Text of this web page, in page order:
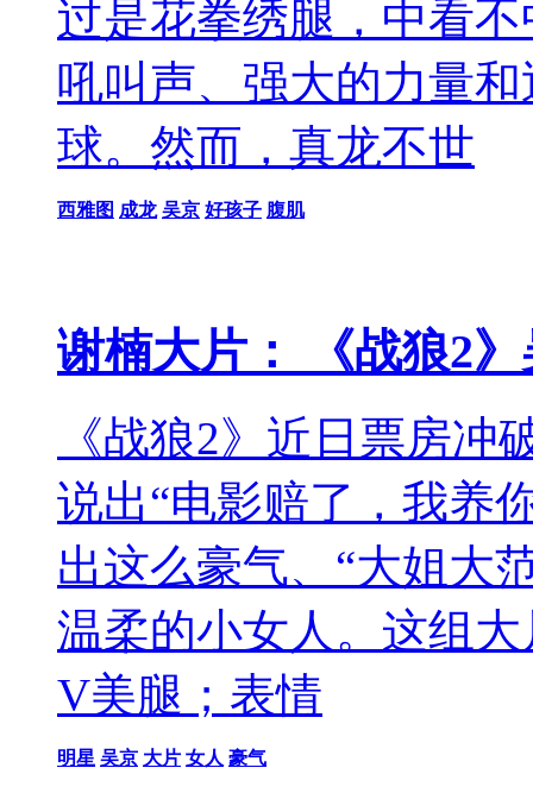
过是花拳绣腿，中看
吼叫声、强大的力量
球。然而，真龙不世
西雅图 成龙 吴京 好孩子 腹肌
谢楠大片： 《战狼2
《战狼2》近日票房
说出“电影赔了，我养
出这么豪气、“大姐大
温柔的小女人。这组
V美腿；表情
明星 吴京 大片 女人 豪气